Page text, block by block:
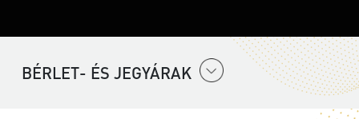
BÉRLET- ÉS JEGYÁRAK